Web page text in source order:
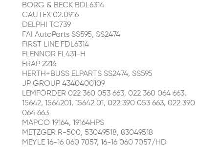
BORG & BECK BDL6314
CAUTEX 02.0916
DELPHI TC739
FAI AutoParts SS595, SS2474
FIRST LINE FDL6314
FLENNOR FL431-H
FRAP 2216
HERTH+BUSS ELPARTS SS2474, SS595
JP GROUP 4340400109
LEMFÖRDER 022 360 053 663, 022 360 064 663,
15642, 1564201, 15642 01, 022 390 053 663, 022 390
064 663
MAPCO 19164, 19164HPS
METZGER R-500, 53049518, 83049518
MEYLE 16-16 060 7057, 16-16 060 7057/HD